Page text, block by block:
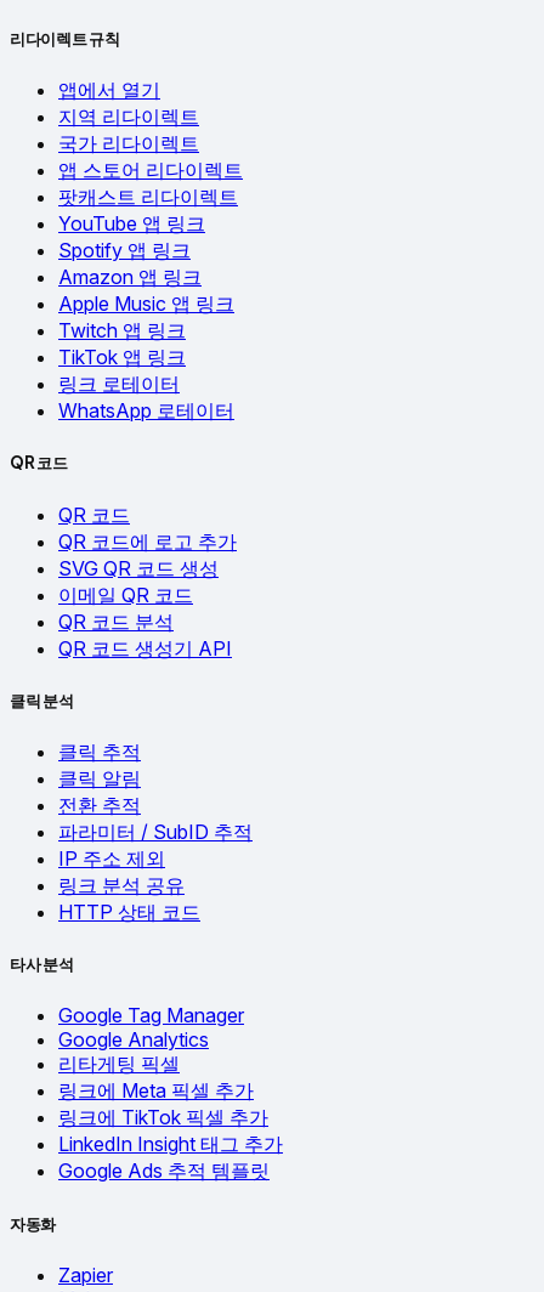
리다이렉트 규칙
앱에서 열기
지역 리다이렉트
국가 리다이렉트
앱 스토어 리다이렉트
팟캐스트 리다이렉트
YouTube 앱 링크
Spotify 앱 링크
Amazon 앱 링크
Apple Music 앱 링크
Twitch 앱 링크
TikTok 앱 링크
링크 로테이터
WhatsApp 로테이터
QR 코드
QR 코드
QR 코드에 로고 추가
SVG QR 코드 생성
이메일 QR 코드
QR 코드 분석
QR 코드 생성기 API
클릭 분석
클릭 추적
클릭 알림
전환 추적
파라미터 / SubID 추적
IP 주소 제외
링크 분석 공유
HTTP 상태 코드
타사 분석
Google Tag Manager
Google Analytics
리타게팅 픽셀
링크에 Meta 픽셀 추가
링크에 TikTok 픽셀 추가
LinkedIn Insight 태그 추가
Google Ads 추적 템플릿
자동화
Zapier